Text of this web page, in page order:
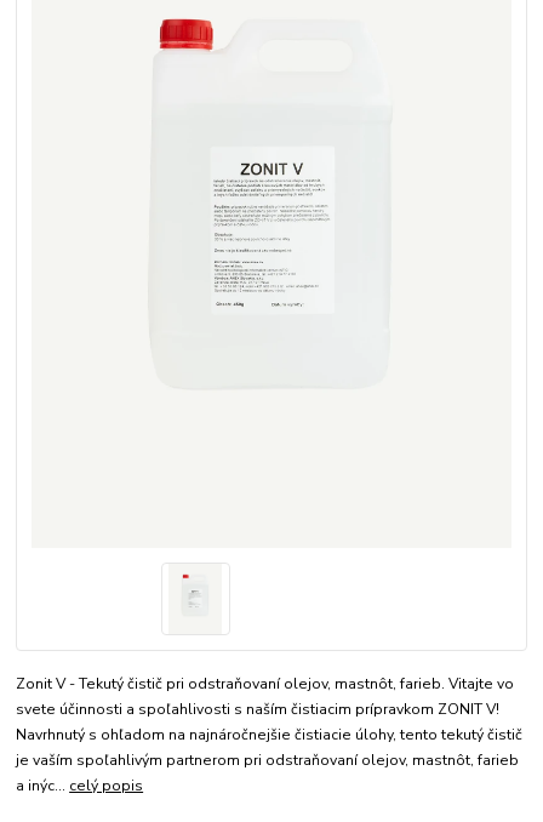
Zonit V - Tekutý čistič pri odstraňovaní olejov, mastnôt, farieb. Vitajte vo
svete účinnosti a spoľahlivosti s naším čistiacim prípravkom ZONIT V!
Navrhnutý s ohľadom na najnáročnejšie čistiacie úlohy, tento tekutý čistič
je vaším spoľahlivým partnerom pri odstraňovaní olejov, mastnôt, farieb
a inýc... celý popis